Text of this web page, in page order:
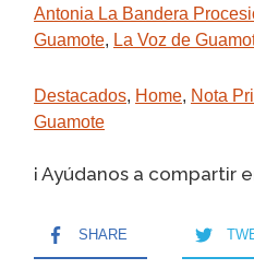
Antonia La Bandera
Guamote, La Voz de
Destacados, Home, Nota
Guamote
¡ Ayúdanos a compartir
SHARE